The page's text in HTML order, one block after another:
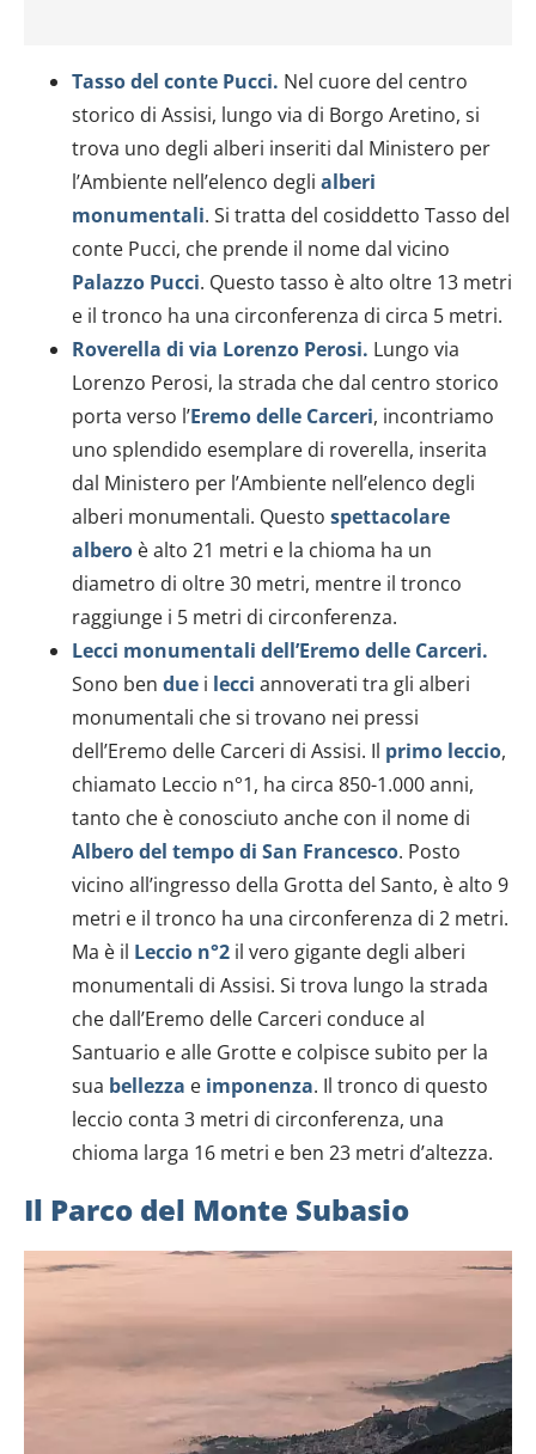
Tasso del conte Pucci. Nel cuore del centro
storico di Assisi, lungo via di Borgo Aretino, si
trova uno degli alberi inseriti dal Ministero per
l’Ambiente nell’elenco degli alberi
monumentali. Si tratta del cosiddetto Tasso del
conte Pucci, che prende il nome dal vicino
Palazzo Pucci. Questo tasso è alto oltre 13 metri
e il tronco ha una circonferenza di circa 5 metri.
Roverella di via Lorenzo Perosi. Lungo via
Lorenzo Perosi, la strada che dal centro storico
porta verso l’Eremo delle Carceri, incontriamo
uno splendido esemplare di roverella, inserita
dal Ministero per l’Ambiente nell’elenco degli
alberi monumentali. Questo spettacolare
albero è alto 21 metri e la chioma ha un
diametro di oltre 30 metri, mentre il tronco
raggiunge i 5 metri di circonferenza.
Lecci monumentali dell’Eremo delle Carceri.
Sono ben due i lecci annoverati tra gli alberi
monumentali che si trovano nei pressi
dell’Eremo delle Carceri di Assisi. Il primo leccio,
chiamato Leccio n°1, ha circa 850-1.000 anni,
tanto che è conosciuto anche con il nome di
Albero del tempo di San Francesco. Posto
vicino all’ingresso della Grotta del Santo, è alto 9
metri e il tronco ha una circonferenza di 2 metri.
Ma è il Leccio n°2 il vero gigante degli alberi
monumentali di Assisi. Si trova lungo la strada
che dall’Eremo delle Carceri conduce al
Santuario e alle Grotte e colpisce subito per la
sua bellezza e imponenza. Il tronco di questo
leccio conta 3 metri di circonferenza, una
chioma larga 16 metri e ben 23 metri d’altezza.
Il Parco del Monte Subasio